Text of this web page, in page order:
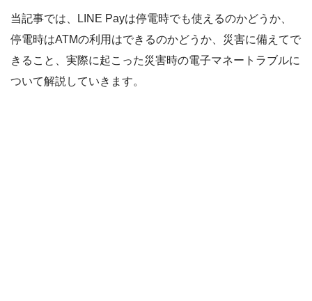
当記事では、LINE Payは停電時でも使えるのかどうか、
停電時はATMの利用はできるのかどうか、災害に備えてで
きること、実際に起こった災害時の電子マネートラブルに
ついて解説していきます。